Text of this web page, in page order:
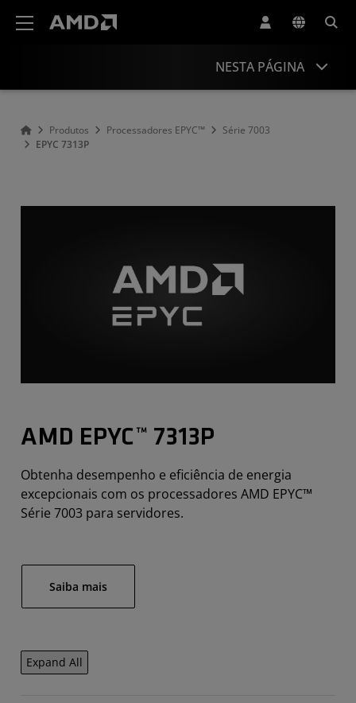
NESTA PÁGINA
Produtos Processadores EPYC™
Série 7003
EPYC 7313P
AMD EPYC™ 7313P
Obtenha desempenho e eficiência de energia
excepcionais com os processadores AMD EPYC™
Série 7003 para servidores.
Saiba mais
Expand All